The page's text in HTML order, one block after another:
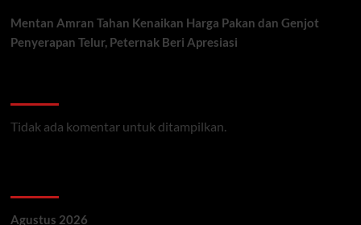
Mentan Amran Tahan Kenaikan Harga Pakan dan Genjot
Penyerapan Telur, Peternak Beri Apresiasi
Tidak ada komentar untuk ditampilkan.
Agustus 2026